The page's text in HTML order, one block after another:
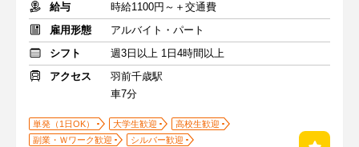
給与
時給1100円～＋交通費
雇用形態
アルバイト・パート
シフト
週3日以上 1日4時間以上
アクセス
羽前千歳駅
車7分
単発（1日OK） 大学生歓迎
高校生歓迎
副業・Ｗワーク歓迎
シルバー歓迎